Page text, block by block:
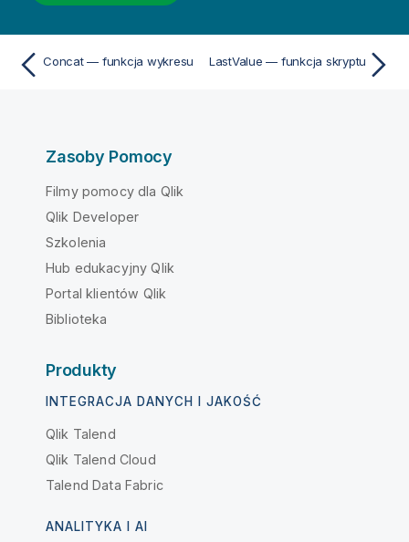
Concat — funkcja wykresu LastValue — funkcja skryptu
Zasoby Pomocy
Filmy pomocy dla Qlik
Qlik Developer
Szkolenia
Hub edukacyjny Qlik
Portal klientów Qlik
Biblioteka
Produkty
INTEGRACJA DANYCH I JAKOŚĆ
Qlik Talend
Qlik Talend Cloud
Talend Data Fabric
ANALITYKA I AI